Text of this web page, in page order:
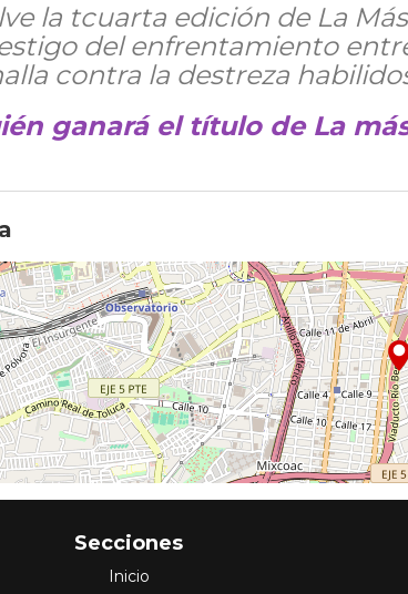
la tcuarta edición de La
del enfrentamiento
contra la destreza
ganará el título de La
Secciones
Inicio